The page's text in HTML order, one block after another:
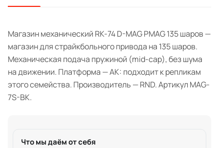
Магазин механический RK-74 D-MAG PMAG 135 шаров —
магазин для страйкбольного привода на 135 шаров.
Механическая подача пружиной (mid-cap), без шума
на движении. Платформа — АК: подходит к репликам
этого семейства. Производитель — RND. Артикул MAG-
7S-BK.
Что мы даём от себя